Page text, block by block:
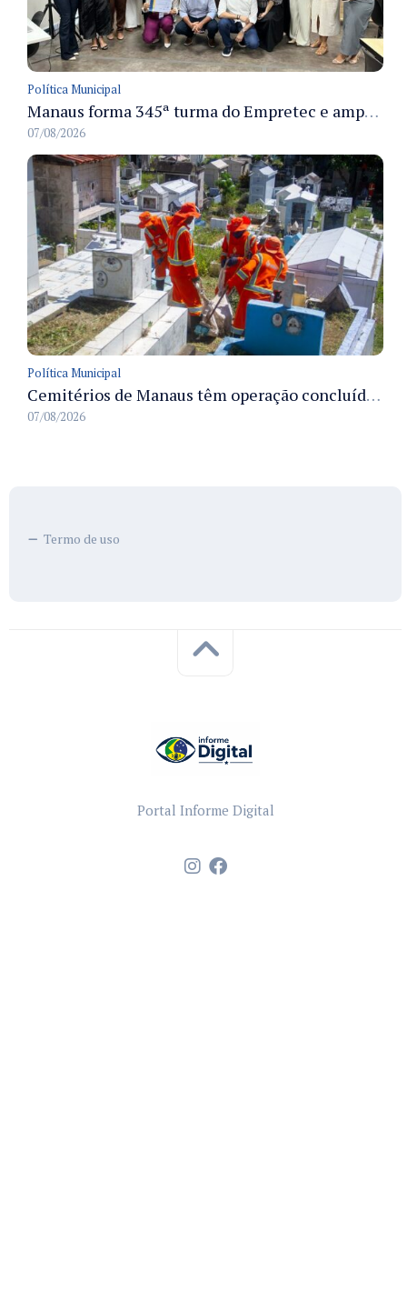
Política Municipal
Manaus forma 345ª turma do Empretec e amplia qualificação de empreendedores na cidade
07/08/2026
Política Municipal
Cemitérios de Manaus têm operação concluída e estrutura pronta para receber famílias no Dia dos Pais
07/08/2026
Termo de uso
Portal Informe Digital